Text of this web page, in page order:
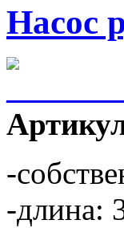
Насос
-
-длина: